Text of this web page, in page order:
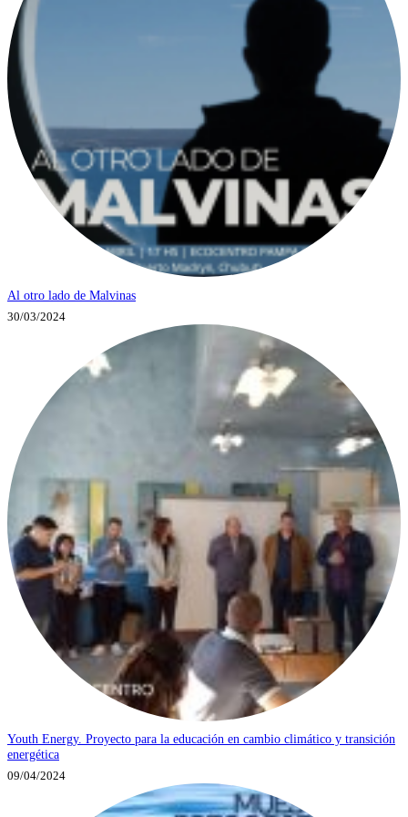
Al otro lado de Malvinas
30/03/2024
Youth Energy. Proyecto para la educación en cambio climático y transición
energética
09/04/2024